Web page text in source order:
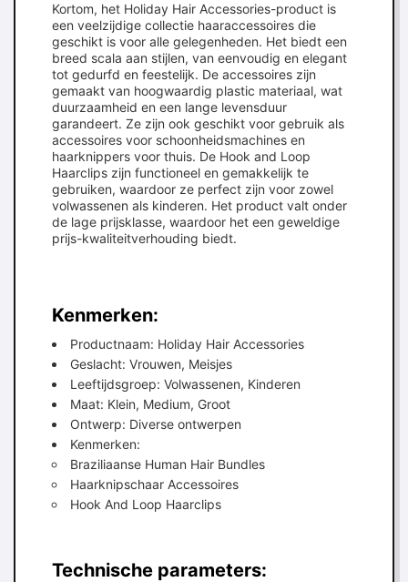
Kortom, het Holiday Hair Accessories-product is
een veelzijdige collectie haaraccessoires die
geschikt is voor alle gelegenheden. Het biedt een
breed scala aan stijlen, van eenvoudig en elegant
tot gedurfd en feestelijk. De accessoires zijn
gemaakt van hoogwaardig plastic materiaal, wat
duurzaamheid en een lange levensduur
garandeert. Ze zijn ook geschikt voor gebruik als
accessoires voor schoonheidsmachines en
haarknippers voor thuis. De Hook and Loop
Haarclips zijn functioneel en gemakkelijk te
gebruiken, waardoor ze perfect zijn voor zowel
volwassenen als kinderen. Het product valt onder
de lage prijsklasse, waardoor het een geweldige
prijs-kwaliteitverhouding biedt.
Kenmerken:
Productnaam: Holiday Hair Accessories
Geslacht: Vrouwen, Meisjes
Leeftijdsgroep: Volwassenen, Kinderen
Maat: Klein, Medium, Groot
Ontwerp: Diverse ontwerpen
Kenmerken:
Braziliaanse Human Hair Bundles
Haarknipschaar Accessoires
Hook And Loop Haarclips
Technische parameters: